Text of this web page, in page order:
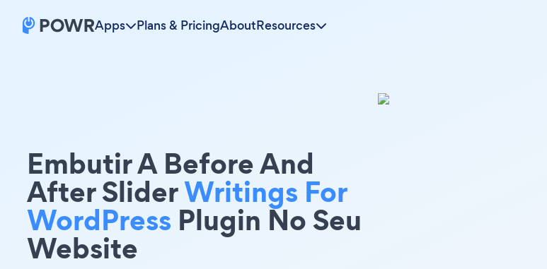
Apps Plans & PricingAboutResources
Embutir A Before And
After SliderWritings For
WordPress Plugin No Seu
Website